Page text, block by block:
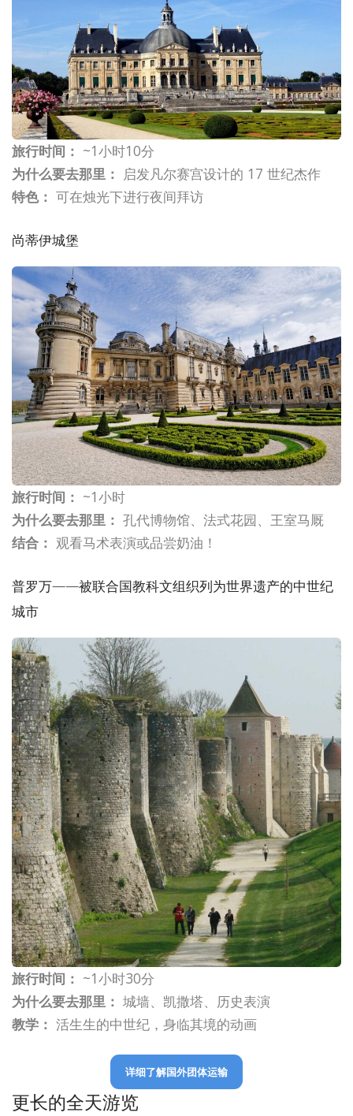
旅行时间： ~1小时10分
为什么要去那里：
启发凡尔赛宫设计的 17 世纪杰作
特色： 可在烛光下进行夜间拜访
尚蒂伊城堡
旅行时间： ~1小时
为什么要去那里： 孔代博物馆、法式花园、王室马厩
结合： 观看马术表演或品尝奶油！
普罗万——被联合国教科文组织列为世界遗产的中世纪
城市
旅行时间： ~1小时30分
为什么要去那里： 城墙、凯撒塔、历史表演
教学： 活生生的中世纪，身临其境的动画
详细了解国外团体运输
更长的全天游览